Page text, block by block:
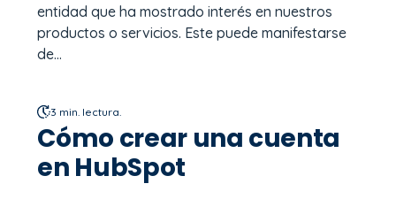
entidad que ha mostrado interés en nuestros
productos o servicios. Este puede manifestarse
de...
3 min. lectura.
Cómo crear una cuenta
en HubSpot